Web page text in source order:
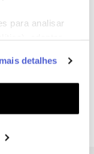
para analisar
e
seus interesses
Pode gerir a
detalhes
vai gostar –